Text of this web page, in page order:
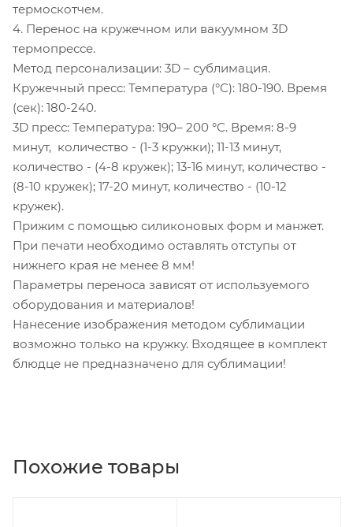
термоскотчем.
4. Перенос на кружечном или вакуумном 3D
термопрессе.
Метод персонализации: 3D – сублимация.
Кружечный пресс: Температура (°С): 180-190. Время
(сек): 180-240.
3D пресс: Температура: 190– 200 °С. Время: 8-9
минут, количество - (1-3 кружки); 11-13 минут,
количество - (4-8 кружек); 13-16 минут, количество -
(8-10 кружек); 17-20 минут, количество - (10-12
кружек).
Прижим с помощью силиконовых форм и манжет.
При печати необходимо оставлять отступы от
нижнего края не менее 8 мм!
Параметры переноса зависят от используемого
оборудования и материалов!
Нанесение изображения методом сублимации
возможно только на кружку. Входящее в комплект
блюдце не предназначено для сублимации!
Похожие товары